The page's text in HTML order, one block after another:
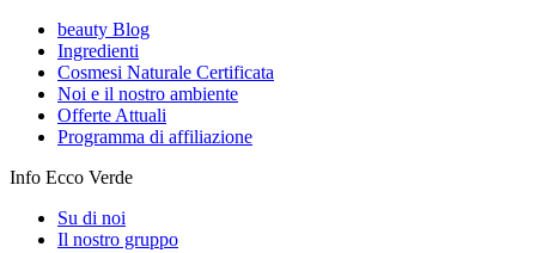
beauty Blog
Ingredienti
Cosmesi Naturale Certificata
Noi e il nostro ambiente
Offerte Attuali
Programma di affiliazione
Info Ecco Verde
Su di noi
Il nostro gruppo